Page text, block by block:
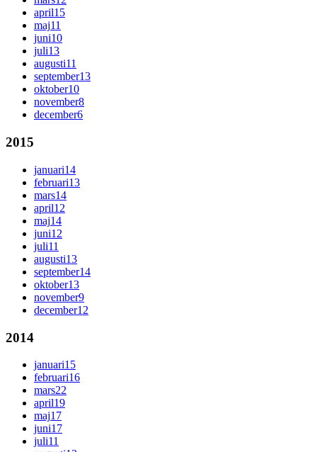
april15
maj11
juni10
juli13
augusti11
september13
oktober10
november8
december6
2015
januari14
februari13
mars14
april12
maj14
juni12
juli11
augusti13
september14
oktober13
november9
december12
2014
januari15
februari16
mars22
april19
maj17
juni17
juli11